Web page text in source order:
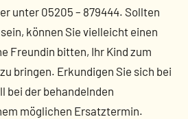
unter 05205 – 879444. Sollten
können Sie vielleicht einen
Freundin bitten, Ihr Kind zum
bringen. Erkundigen Sie sich bei
bei der behandelnden
möglichen Ersatztermin.